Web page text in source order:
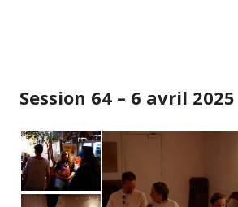
Session 64 – 6 avril 2025